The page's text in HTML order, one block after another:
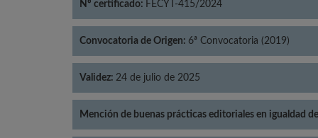
Nº certificado: FECYT-415/2024
Convocatoria de Origen: 6ª Convocatoria (2019)
Validez: 24 de julio de 2025
Mención de buenas prácticas editoriales en igualdad